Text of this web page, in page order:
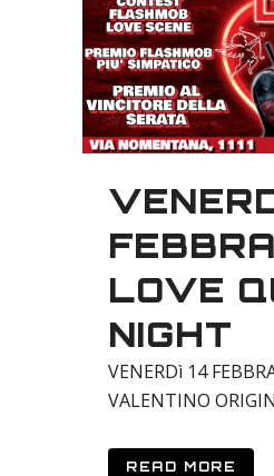
LOVE
NIGHT
VENERDì 14
VALENTINO
READ MORE